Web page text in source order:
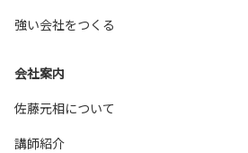
強い会社をつくる
会社案内
佐藤元相について
講師紹介